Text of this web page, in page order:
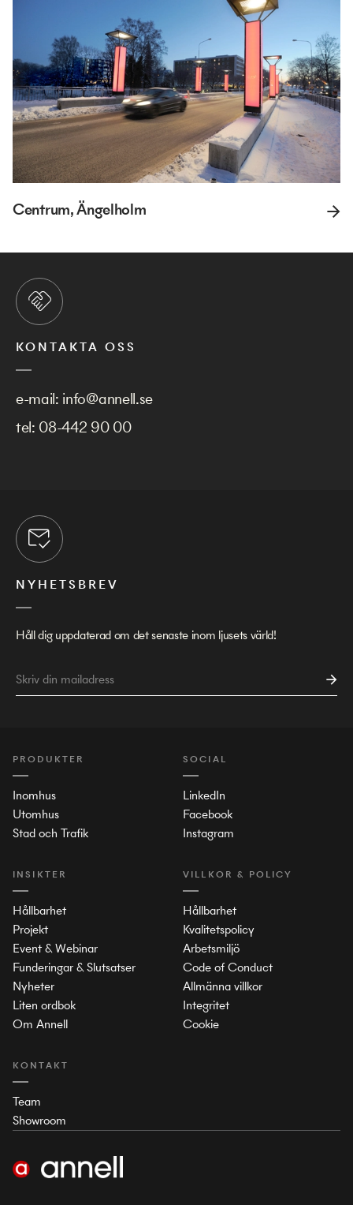
Centrum, Ängelholm
KONTAKTA OSS
e-mail: info@annell.se
tel: 08-442 90 00
NYHETSBREV
Håll dig uppdaterad om det senaste inom ljusets värld!
PRODUKTER
Inomhus
Utomhus
Stad och Trafik
INSIKTER
Hållbarhet
Projekt
Event & Webinar
Funderingar & Slutsatser
Nyheter
Liten ordbok
Om Annell
KONTAKT
Team
Showroom
SOCIAL
LinkedIn
Facebook
Instagram
VILLKOR & POLICY
Hållbarhet
Kvalitetspolicy
Arbetsmiljö
Code of Conduct
Allmänna villkor
Integritet
Cookie